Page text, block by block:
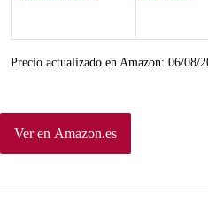
Precio actualizado en Amazon: 06/08/
Ver en Amazon.es